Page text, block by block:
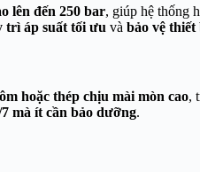
lên đến 250 bar, giúp hệ thống
trì áp suất tối ưu và bảo vệ thiết
hoặc thép chịu mài mòn cao,
7 mà ít cần bảo dưỡng.